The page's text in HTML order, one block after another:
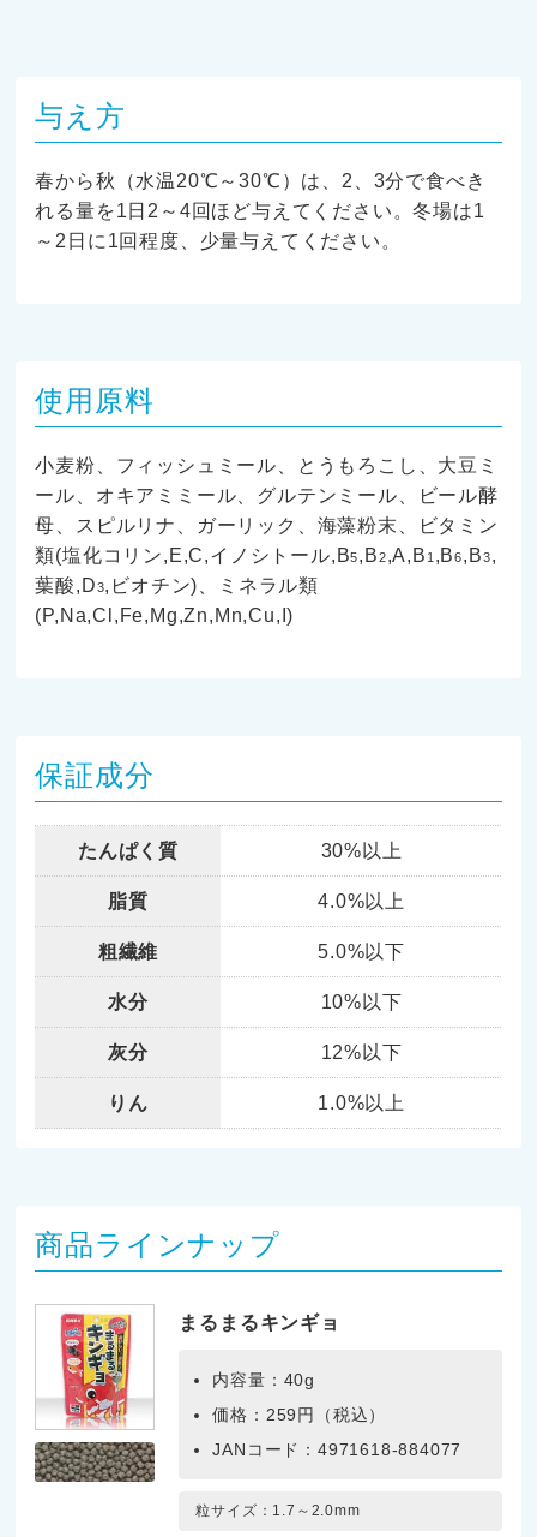
与え方
春から秋（水温20℃～30℃）は、2、3分で食べき
れる量を1日2～4回ほど与えてください。冬場は1
～2日に1回程度、少量与えてください。
使用原料
小麦粉、フィッシュミール、とうもろこし、大豆ミ
ール、オキアミミール、グルテンミール、ビール酵
母、スピルリナ、ガーリック、海藻粉末、ビタミン
類(塩化コリン,E,C,イノシトール,B5,B2,A,B 1 ,B6,B3,
葉酸,D3,ビオチン)、ミネラル類
(P,Na,Cl,Fe,Mg,Zn,Mn,Cu,I)
保証成分
たんぱく質
脂質
粗繊維
水分
灰分
りん
30%以上
4.0%以上
5.0%以下
10%以下
12%以下
1.0%以上
商品ラインナップ
まるまるキンギョ
内容量：40g
価格：259円（税込）
JANコード：4971618-884077
粒サイズ：1.7～2.0mm